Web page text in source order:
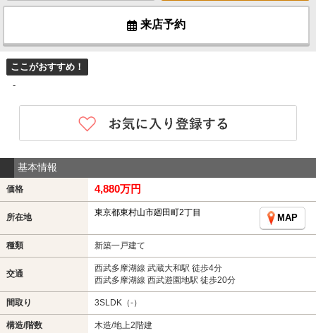
来店予約
ここがおすすめ！
-
基本情報
価格 4,880万円
所在地 東京都東村山市廻田町2丁目
MAP
種類 新築一戸建て
交通
西武多摩湖線 武蔵大和駅 徒歩4分
西武多摩湖線 西武遊園地駅 徒歩20分
間取り 3SLDK（-）
構造/階数 木造/地上2階建